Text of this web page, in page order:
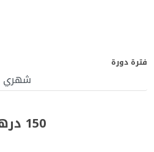
فترة دورة
150 درهم